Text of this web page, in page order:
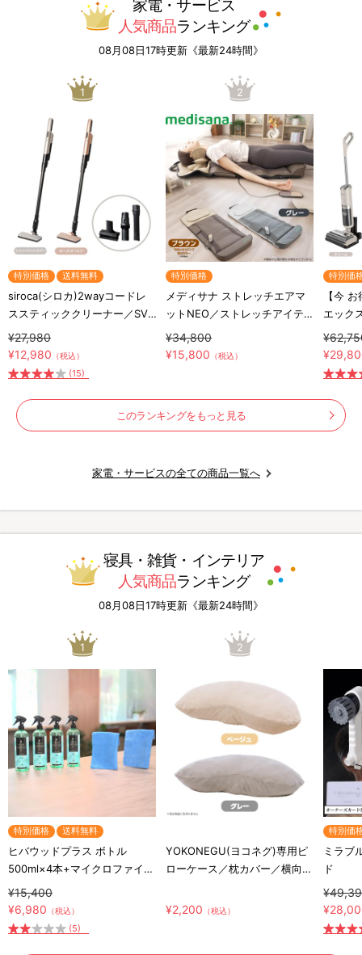
家電・サービス
人気商品ランキング
08月08日17時更新《最新24時間》
1
特別価格 送料無料
siroca(シロカ)2wayコードレ
ススティッククリーナー／SV-
S281
¥27,980
¥12,980 （税込）
(15)
2
特別価格
メディサナ ストレッチエアマ
ットNEO／ストレッチアイテ
ム
¥34,800
¥15,800 （税込）
特別価
【今
エック
MIA-
ードレ
除機
このランキングをもっと見る
家電・サービスの全ての商品一覧へ
寝具・雑貨・インテリア
人気商品ランキング
08月08日17時更新《最新24時間》
1
特別価格 送料無料
ヒバウッドプラス ボトル
500ml×4本+マイクロファイバ
ークロス×2枚／防虫スプレー
／防虫剤／害虫忌避剤
¥15,400
¥6,980 （税込）
(5)
2
YOKONEGU(ヨコネグ)専用ピ
ローケース／枕カバー／横向き
¥2,200 （税込）
特別価
ミラブ
ド